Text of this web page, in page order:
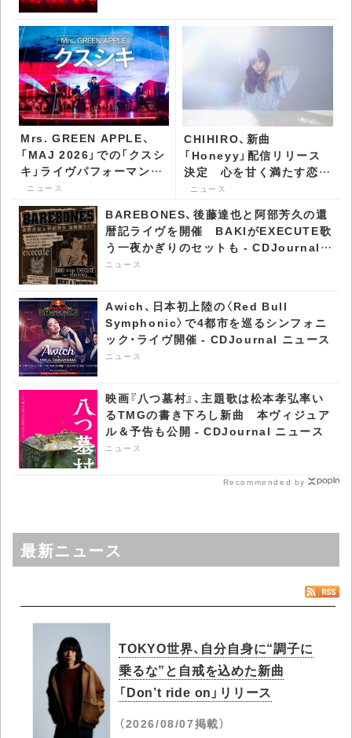
Mrs. GREEN APPLE、
「MAJ 2026」での「クスシ
キ」ライヴパフォーマンス
を公開 - CDJournal ニュ
ース
ニュース
CHIHIRO、新曲
「Honeyy」配信リリース
決定 心を甘く満たす恋愛
ソング - CDJournal ニュ
ニュース
BAREBONES、後藤達也と阿部芳久の還
暦記ライヴを開催 BAKIがEXECUTE歌
う一夜かぎりのセットも - CDJournal
ニュース
ニュース
Awich、日本初上陸の〈Red Bull
Symphonic〉で4都市を巡るシンフォニ
ック・ライヴ開催 - CDJournal ニュース
ニュース
映画『八つ墓村』、主題歌は松本孝弘率い
るTMGの書き下ろし新曲 本ヴィジュア
ル＆予告も公開 - CDJournal ニュース
ニュース
Recommended by
最新ニュース
TOKYO世界、自分自身に“調子に
乗るな”と自戒を込めた新曲
「Don’t ride on」リリース
（2026/08/07掲載）